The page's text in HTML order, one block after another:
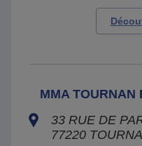
MMA TOURNAN
33 RUE DE
77220